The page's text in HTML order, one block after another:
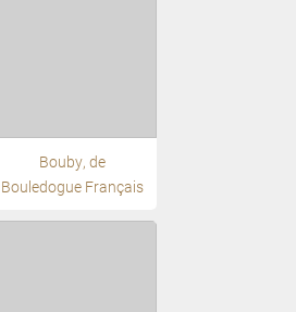
Bouby, de
Bouledogue Français